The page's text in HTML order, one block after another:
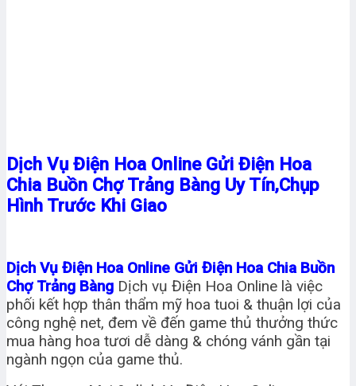
Dịch Vụ Điện Hoa Online Gửi Điện Hoa
Chia Buồn Chợ Trảng Bàng Uy Tín,Chụp
Hình Trước Khi Giao
Dịch Vụ Điện Hoa Online Gửi Điện Hoa Chia Buồn
Chợ Trảng Bàng Dịch vụ Điện Hoa Online là việc
phối kết hợp thân thẩm mỹ hoa tuoi & thuận lợi của
công nghệ net, đem về đến game thủ thưởng thức
mua hàng hoa tươi dễ dàng & chóng vánh gần tại
ngành ngọn của game thủ.